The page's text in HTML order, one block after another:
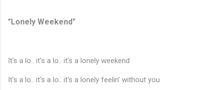
"Lonely Weekend"
It's a lo.. it's a lo.. it's a lonely weekend
It's a lo.. it's a lo.. it's a lonely feelin' without you